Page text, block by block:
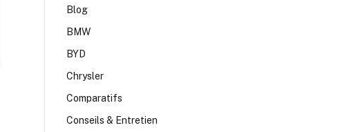
Blog
BMW
BYD
Chrysler
Comparatifs
Conseils & Entretien